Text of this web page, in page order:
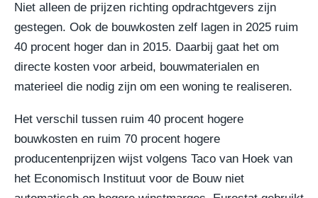
Niet alleen de prijzen richting opdrachtgevers zijn
gestegen. Ook de bouwkosten zelf lagen in 2025 ruim
40 procent hoger dan in 2015. Daarbij gaat het om
directe kosten voor arbeid, bouwmaterialen en
materieel die nodig zijn om een woning te realiseren.
Het verschil tussen ruim 40 procent hogere
bouwkosten en ruim 70 procent hogere
producentenprijzen wijst volgens Taco van Hoek van
het Economisch Instituut voor de Bouw niet